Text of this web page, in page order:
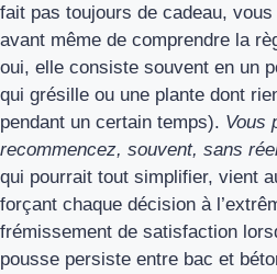
fait pas toujours de cadeau,
avant même de comprendre la
oui, elle consiste souvent en un
qui grésille ou une plante dont
pendant un certain temps). Vous
recommencez, souvent, sans
qui pourrait tout simplifier, vient
forçant chaque décision à
frémissement de satisfaction
pousse persiste entre bac et